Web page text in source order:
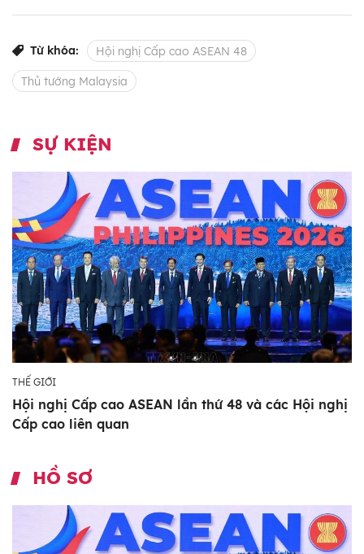
Từ khóa: Hội nghị Cấp cao ASEAN 48
Thủ tướng Malaysia
SỰ KIỆN
THẾ GIỚI
Hội nghị Cấp cao ASEAN lần thứ 48 và các Hội nghị
Cấp cao liên quan
HỒ SƠ